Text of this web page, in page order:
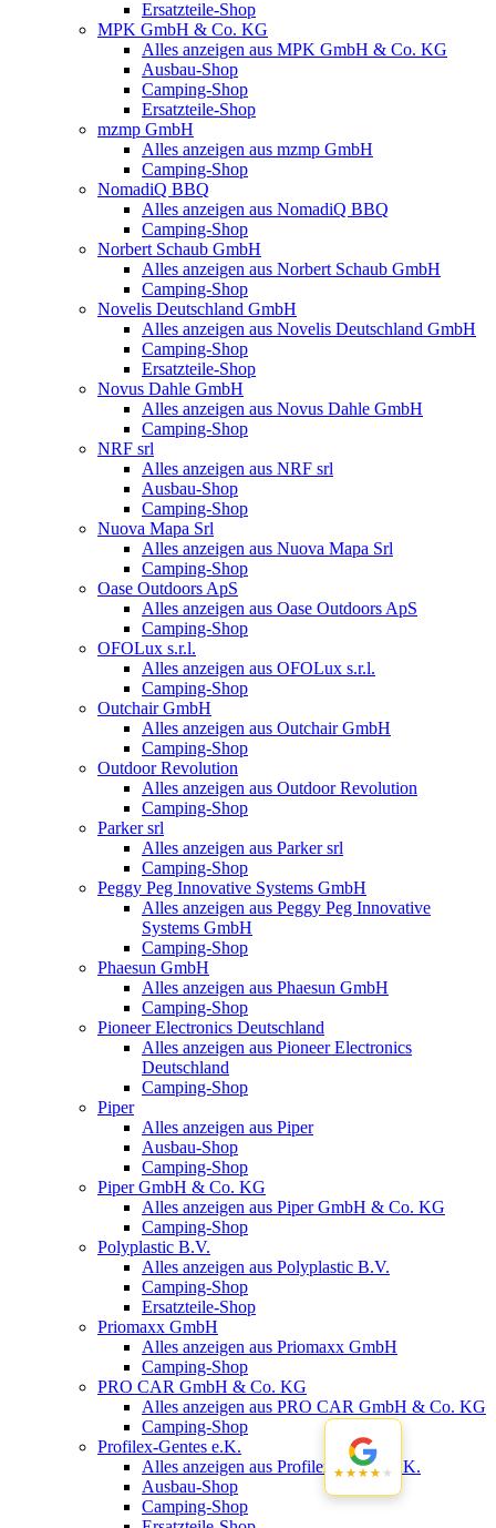
Ersatzteile-Shop
MPK GmbH & Co. KG
Alles anzeigen aus MPK GmbH & Co. KG
Ausbau-Shop
Camping-Shop
Ersatzteile-Shop
mzmp GmbH
Alles anzeigen aus mzmp GmbH
Camping-Shop
NomadiQ BBQ
Alles anzeigen aus NomadiQ BBQ
Camping-Shop
Norbert Schaub GmbH
Alles anzeigen aus Norbert Schaub GmbH
Camping-Shop
Novelis Deutschland GmbH
Alles anzeigen aus Novelis Deutschland GmbH
Camping-Shop
Ersatzteile-Shop
Novus Dahle GmbH
Alles anzeigen aus Novus Dahle GmbH
Camping-Shop
NRF srl
Alles anzeigen aus NRF srl
Ausbau-Shop
Camping-Shop
Nuova Mapa Srl
Alles anzeigen aus Nuova Mapa Srl
Camping-Shop
Oase Outdoors ApS
Alles anzeigen aus Oase Outdoors ApS
Camping-Shop
OFOLux s.r.l.
Alles anzeigen aus OFOLux s.r.l.
Camping-Shop
Outchair GmbH
Alles anzeigen aus Outchair GmbH
Camping-Shop
Outdoor Revolution
Alles anzeigen aus Outdoor Revolution
Camping-Shop
Parker srl
Alles anzeigen aus Parker srl
Camping-Shop
Peggy Peg Innovative Systems GmbH
Alles anzeigen aus Peggy Peg Innovative
Systems GmbH
Camping-Shop
Phaesun GmbH
Alles anzeigen aus Phaesun GmbH
Camping-Shop
Pioneer Electronics Deutschland
Alles anzeigen aus Pioneer Electronics
Deutschland
Camping-Shop
Piper
Alles anzeigen aus Piper
Ausbau-Shop
Camping-Shop
Piper GmbH & Co. KG
Alles anzeigen aus Piper GmbH & Co. KG
Camping-Shop
Polyplastic B.V.
Alles anzeigen aus Polyplastic B.V.
Camping-Shop
Ersatzteile-Shop
Priomaxx GmbH
Alles anzeigen aus Priomaxx GmbH
Camping-Shop
PRO CAR GmbH & Co. KG
Alles anzeigen aus PRO CAR GmbH & Co. KG
Camping-Shop
Profilex-Gentes e.K.
Alles anzeigen aus Profilex-Gentes e.K.
Ausbau-Shop
Camping-Shop
★★★★★
★★★★★